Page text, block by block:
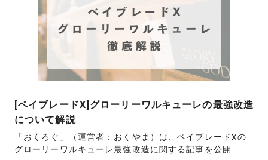
[ベイブレードX]グローリーワルキューレの最強改造
について解説
「おくろぐ」（運営者：おくやま）は、ベイブレードXの
グローリーワルキューレ最強改造に関する記事を公開...